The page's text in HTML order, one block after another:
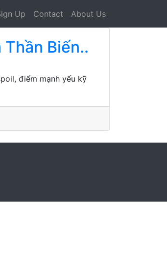
Up Contact About Us
Biến..
điểm mạnh yếu kỹ